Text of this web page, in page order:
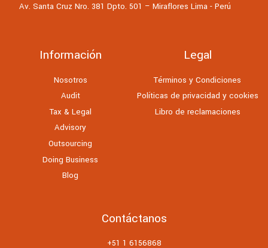
Av. Santa Cruz Nro. 381 Dpto. 501 – Miraflores Lima - Perú
Información
Nosotros
Audit
Tax & Legal
Advisory
Outsourcing
Doing Business
Blog
Legal
Términos y Condiciones
Políticas de privacidad y cookies
Libro de reclamaciones
Contáctanos
+51 1 6156868